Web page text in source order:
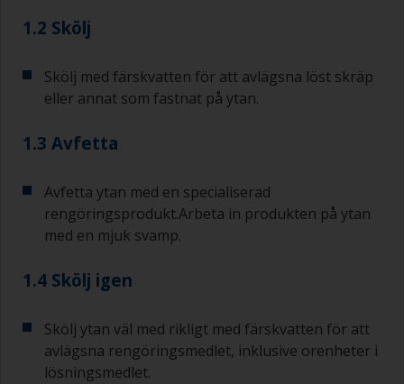
1.2 Skölj
Skölj med färskvatten för att avlägsna löst skräp
eller annat som fastnat på ytan.
1.3 Avfetta
Avfetta ytan med en specialiserad
rengöringsprodukt.Arbeta in produkten på ytan
med en mjuk svamp.
1.4 Skölj igen
Skölj ytan väl med rikligt med färskvatten för att
avlägsna rengöringsmedlet, inklusive orenheter i
lösningsmedlet.